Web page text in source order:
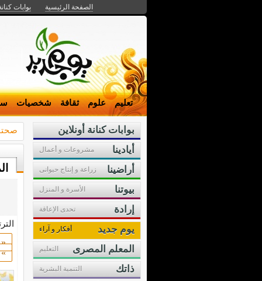
الصفحة الرئيسية بوابات
تعليم علوم ثقافة شخصيات
«
»
بوابات كنانة أونلاين
أيادينا
مشروعات و أعمال
أراضينا زراعة و إنتاج حيوانى
بيوتنا الأسرة و المنزل
إرادة تحدى الإعاقة
يوم جديد أفكار و آراء
المعلم المصرى التعليم
ذاتك التنمية البشرية